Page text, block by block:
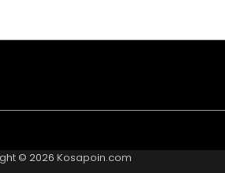
Us
Policy
Us
Tulisan
Media
© 2026 Kosapoin.com